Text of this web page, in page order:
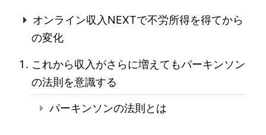
オンライン収入NEXTで不労所得を得てから
の変化
これから収入がさらに増えてもパーキンソン
の法則を意識する
パーキンソンの法則とは